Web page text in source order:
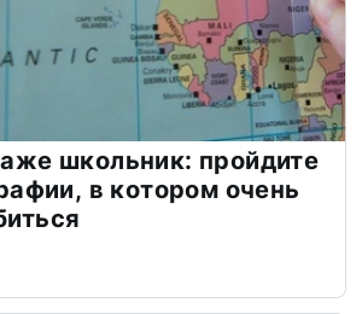
школьник: пройдите
в котором очень